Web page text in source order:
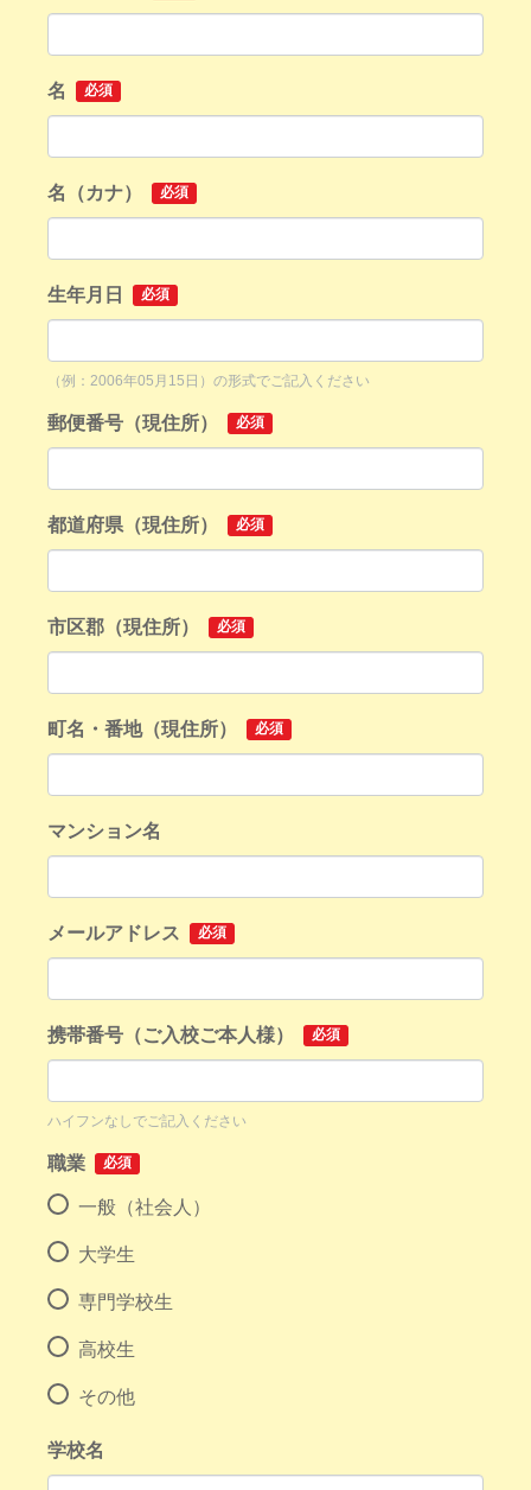
名 必須
名（カナ） 必須
生年月日 必須
（例：2006年05月15日）の形式でご記入ください
郵便番号（現住所） 必須
都道府県（現住所） 必須
市区郡（現住所） 必須
町名・番地（現住所） 必須
マンション名
メールアドレス 必須
携帯番号（ご入校ご本人様） 必須
ハイフンなしでご記入ください
職業 必須
一般（社会人）
大学生
専門学校生
高校生
その他
学校名